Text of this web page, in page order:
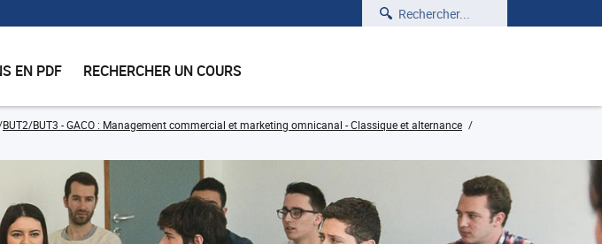
Rechercher
EN PDF RECHERCHER UN COURS
BUT2/BUT3 - GACO : Management commercial et marketing omnicanal - Classique et alternance